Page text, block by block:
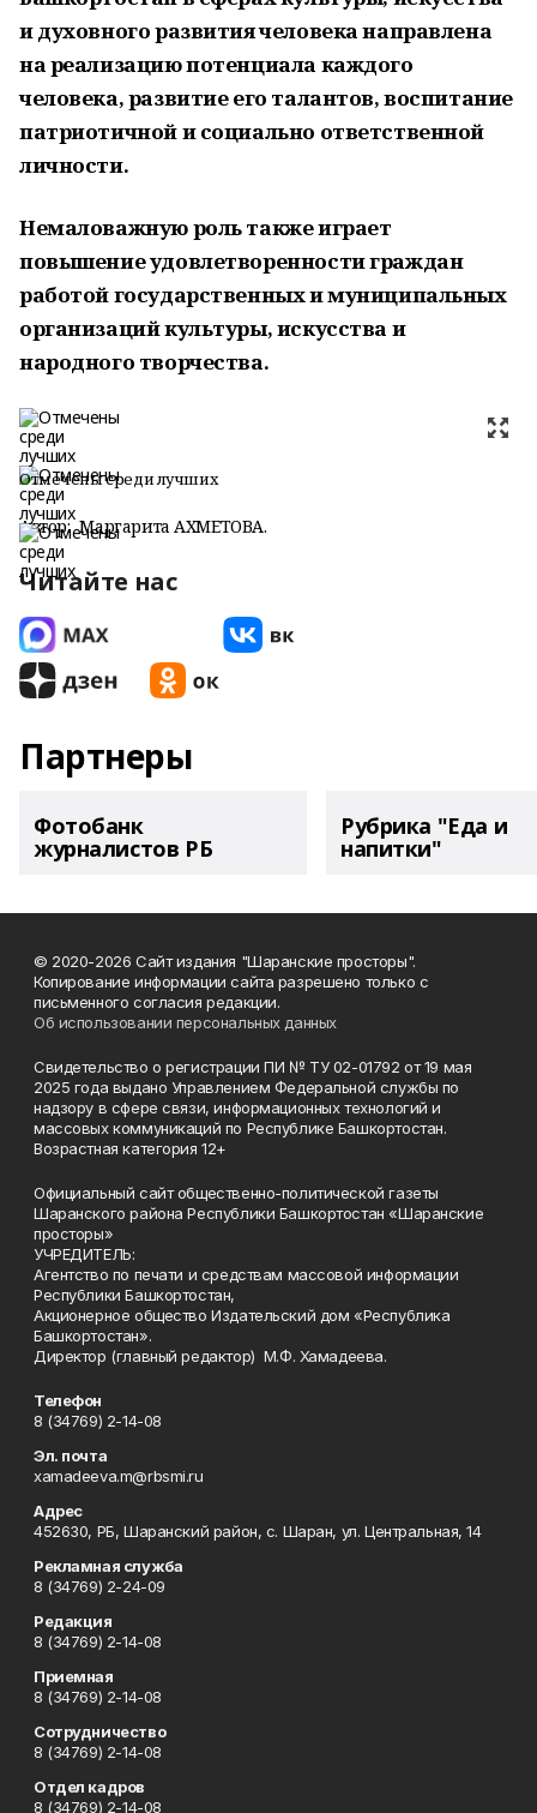
и духовного развития человека направлена
на реализацию потенциала каждого
человека, развитие его талантов, воспитание
патриотичной и социально ответственной
личности.
Немаловажную роль также играет
повышение удовлетворенности граждан
работой государственных и муниципальных
организаций культуры, искусства и
народного творчества.
Отмечены среди лучших
Автор: Маргарита АХМЕТОВА.
Читайте нас
Партнеры
Фотобанк
журналистов РБ
Рубрика "Еда и
напитки"
© 2020-2026 Сайт издания "Шаранские просторы".
Копирование информации сайта разрешено только с
письменного согласия редакции.
Об использовании персональных данных
Свидетельство о регистрации ПИ № ТУ 02-01792 от 19 мая
2025 года выдано Управлением Федеральной службы по
надзору в сфере связи, информационных технологий и
массовых коммуникаций по Республике Башкортостан.
Возрастная категория 12+
Официальный сайт общественно-политической газеты
Шаранского района Республики Башкортостан «Шаранские
просторы»
УЧРЕДИТЕЛЬ:
Агентство по печати и средствам массовой информации
Республики Башкортостан,
Акционерное общество Издательский дом «Республика
Башкортостан».
Директор (главный редактор) М.Ф. Хамадеева.
Телефон
8 (34769) 2-14-08
Эл. почта
xamadeeva.m@rbsmi.ru
Адрес
452630, РБ, Шаранский район, с. Шаран, ул. Центральная, 14
Рекламная служба
8 (34769) 2-24-09
Редакция
8 (34769) 2-14-08
Приемная
8 (34769) 2-14-08
Сотрудничество
8 (34769) 2-14-08
Отдел кадров
8 (34769) 2-14-08